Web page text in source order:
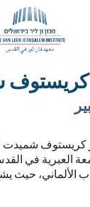
كريستوف شميدت
العبرية في
الألماني،